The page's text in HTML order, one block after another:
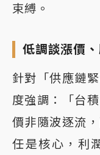
束縛。
低調談漲價
針對「供應鏈
度強調：「台
價非隨波逐流
任是核心，利